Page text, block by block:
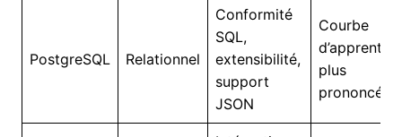
PostgreSQL Relationnel
Conformité
SQL,
extensibilité,
support
JSON
Courbe
plus
prononcée